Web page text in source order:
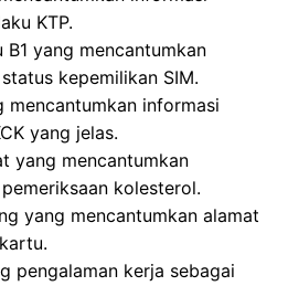
KTP.
yang mencantumkan
kepemilikan SIM.
mencantumkan informasi
yang jelas.
yang mencantumkan
kolesterol.
yang mencantumkan alamat
pengalaman kerja sebagai